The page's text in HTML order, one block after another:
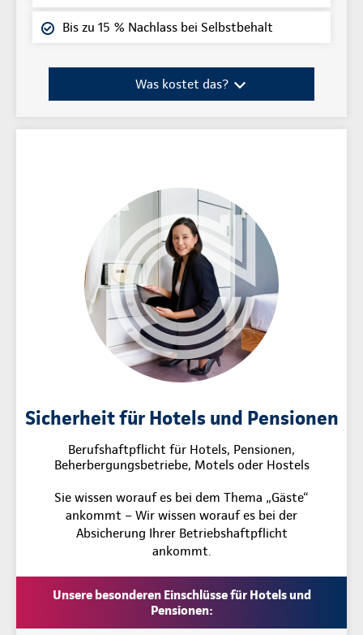
Bis zu 15 % Nachlass bei Selbstbehalt
Was kostet das?
Sicherheit für Hotels und Pensionen
Berufshaftpflicht für Hotels, Pensionen,
Beherbergungsbetriebe, Motels oder Hostels
Sie wissen worauf es bei dem Thema „Gäste“
ankommt – Wir wissen worauf es bei der
Absicherung Ihrer Betriebshaftpflicht
ankommt.
Unsere besonderen Einschlüsse für Hotels und
Pensionen: